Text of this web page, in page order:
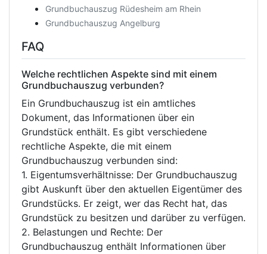
Grundbuchauszug Rüdesheim am Rhein
Grundbuchauszug Angelburg
FAQ
Welche rechtlichen Aspekte sind mit einem
Grundbuchauszug verbunden?
Ein Grundbuchauszug ist ein amtliches
Dokument, das Informationen über ein
Grundstück enthält. Es gibt verschiedene
rechtliche Aspekte, die mit einem
Grundbuchauszug verbunden sind:
1. Eigentumsverhältnisse: Der Grundbuchauszug
gibt Auskunft über den aktuellen Eigentümer des
Grundstücks. Er zeigt, wer das Recht hat, das
Grundstück zu besitzen und darüber zu verfügen.
2. Belastungen und Rechte: Der
Grundbuchauszug enthält Informationen über